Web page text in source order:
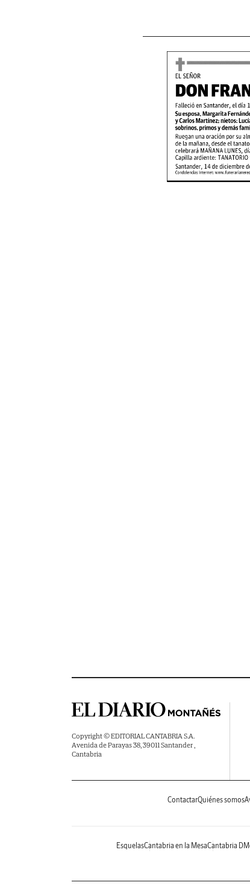
Copyright © EDITORIAL CANTABRIA S.A.
Avenida de Parayas 38, 39011 Santander ,
Cantabria
ContactarQuiénes somos
EsquelasCantabria en la MesaCantabria